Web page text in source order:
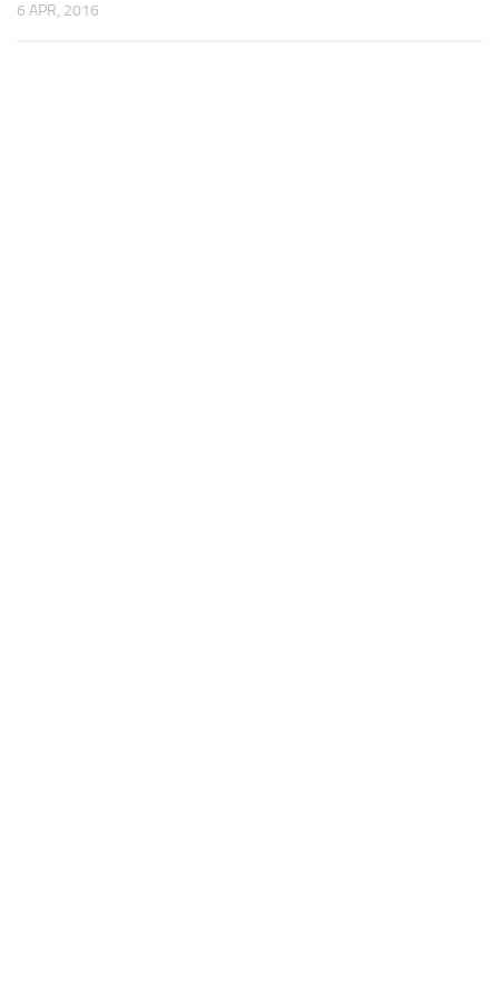
6 APR, 2016